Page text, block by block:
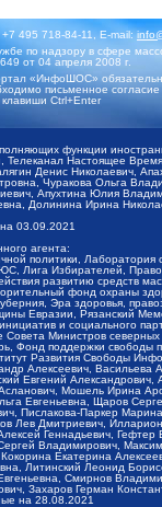
495 718-84-11, E-mail:
по надзору в сфере
от 04 апреля 2008 г.
«ИнфоШОС»
письменное
Ctrl+Enter
функции
Настоящее
Денис Николаевич,
Чуракова Ольга
Апухтина Юлия
Долинина Ирина
03.09.2021
агента:
политики,
Лига Избирателей,
развитию средств
фонд охраны
Эра здоровья,
Евразии, Рязанский
и социального
Министров северных
Фонд поддержки
Развития Свободы
Алексеевич,
Евгений
Мошель Ирина
Евгеньевна, Щаров
Пислакова-Паркер
Лев Дмитриевич,
Геннадьевич,
Владимирович,
Екатерина
Литинский Леонид
Смирнов
Захаров Герман
на 28.08.2021